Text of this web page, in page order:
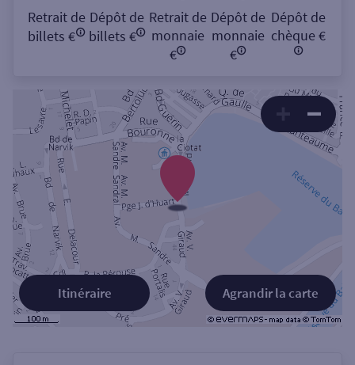
Retrait de
billets €
Dépôt de
billets €
Retrait de
monnaie
€
Dépôt de
monnaie
€
Dépôt de
chèque €
Agrandir la carte
Itinéraire